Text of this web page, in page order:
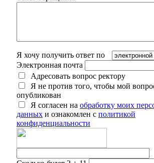
Я хочу получить ответ по
Электронная почта
Адресовать вопрос ректору
Я не против того, чтобы мой
опубликован
Я согласен на обработку моих
данных и ознакомлен с политикой
конфиденциальности